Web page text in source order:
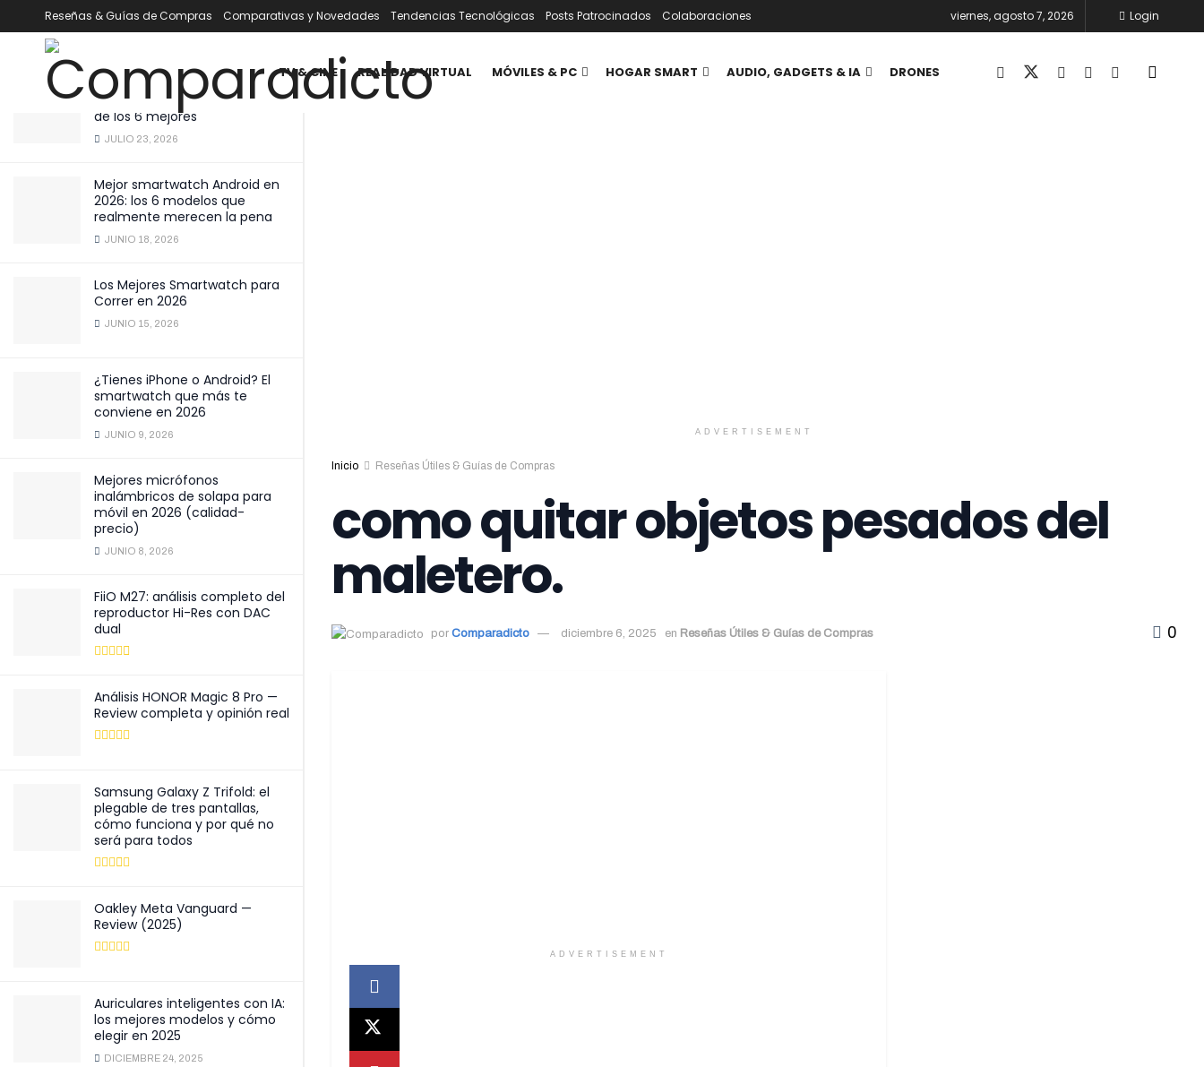
ÚLTIMOS TENDENCIA Filtrar
del maletero.
Mejor smartwatch por menos
de 100 € en 2026: comparativa
de los 6 mejores
JULIO 23, 2026
Mejor smartwatch Android en
2026: los 6 modelos que
realmente merecen la pena
JUNIO 18, 2026
Los Mejores Smartwatch para
Correr en 2026
JUNIO 15, 2026
¿Tienes iPhone o Android? El
smartwatch que más te
conviene en 2026
JUNIO 9, 2026
Mejores micrófonos
inalámbricos de solapa para
móvil en 2026 (calidad-
precio)
JUNIO 8, 2026
FiiO M27: análisis completo del
reproductor Hi-Res con DAC
dual
Análisis HONOR Magic 8 Pro —
Review completa y opinión real
Samsung Galaxy Z Trifold: el
plegable de tres pantallas,
cómo funciona y por qué no
será para todos
Oakley Meta Vanguard —
Review (2025)
Auriculares inteligentes con IA:
los mejores modelos y cómo
elegir en 2025
DICIEMBRE 24, 2025
Reseñas & Guías de Compras Comparativas y Novedades Tendencias Tecnológicas Posts Patrocinados Colaboraciones viernes, agosto 7, 2026 Login
TV & CINE REALIDAD VIRTUAL MÓVILES & PC HOGAR SMART AUDIO, GADGETS & IA DRONES
ADVERTISEMENT
Inicio Reseñas Útiles & Guías de Compras
como quitar objetos pesados ​​del
maletero.
por Comparadicto diciembre 6, 2025 en Reseñas Útiles & Guías de Compras 0
ADVERTISEMENT